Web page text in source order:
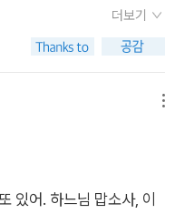
더보기
있어. 하느님 맙소사, 이